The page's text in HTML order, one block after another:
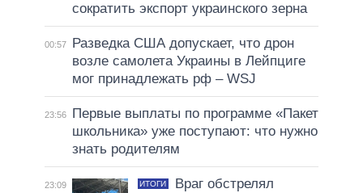
сократить экспорт украинского зерна
00:57
Разведка США допускает, что дрон
возле самолета Украины в Лейпциге
мог принадлежать рф – WSJ
23:56
Первые выплаты по программе «Пакет
школьника» уже поступают: что нужно
знать родителям
23:09 ИТОГИ
Враг обстрелял